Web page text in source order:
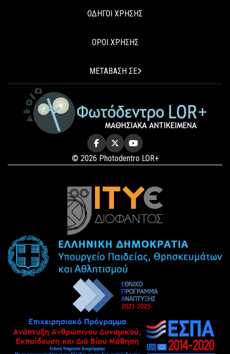
ΟΔΗΓΟΙ ΧΡΗΣΗΣ
ΟΡΟΙ ΧΡΗΣΗΣ
ΜΕΤΑΒΑΣΗ ΣΕ
© 2026 Photodentro LOR+